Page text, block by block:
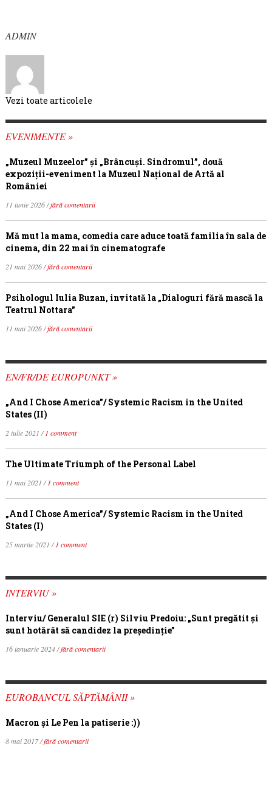
ADMIN
Vezi toate articolele
EVENIMENTE »
„Muzeul Muzeelor” și „Brâncuși. Sindromul”, două
expoziții-eveniment la Muzeul Național de Artă al
României
11 iunie 2026 /fără comentarii
Mă mut la mama, comedia care aduce toată familia în sala de
cinema, din 22 mai în cinematografe
21 mai 2026 /fără comentarii
Psihologul Iulia Buzan, invitată la „Dialoguri fără mască la
Teatrul Nottara”
11 mai 2026 /fără comentarii
EN/FR/DE EUROPUNKT »
„And I Chose America”/ Systemic Racism in the United
States (II)
2 iulie 2021 /1 comment
The Ultimate Triumph of the Personal Label
11 mai 2021 /1 comment
„And I Chose America”/ Systemic Racism in the United
States (I)
25 martie 2021 /1 comment
INTERVIU »
Interviu/ Generalul SIE (r) Silviu Predoiu: „Sunt pregătit și
sunt hotărât să candidez la președinție”
16 ianuarie 2024 /fără comentarii
EUROBANCUL SĂPTĂMÂNII »
Macron şi Le Pen la patiserie :))
8 mai 2017 /fără comentarii